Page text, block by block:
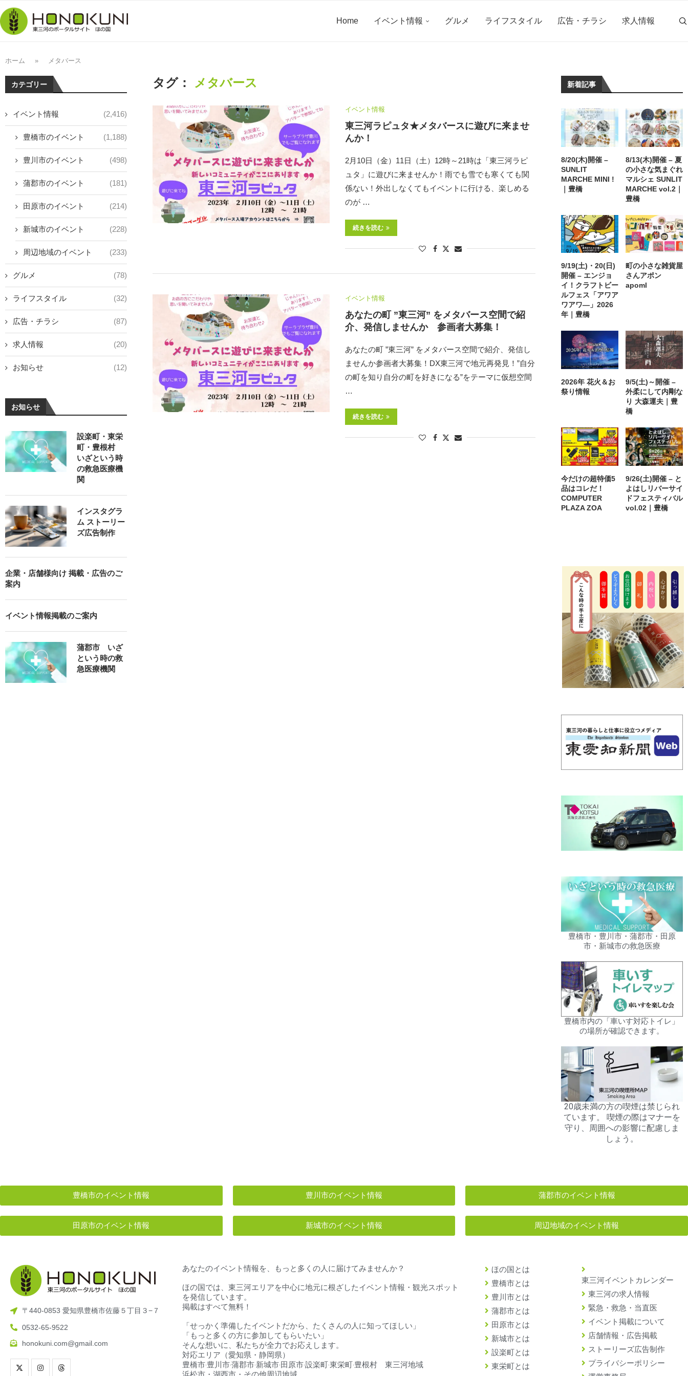
Home イベント情報 グルメ ライフスタイル 広告・チラシ 求人情報
ホーム » メタバース
タグ： メタバース
イベント情報
東三河ラピュタ★メタバースに遊びに来ませ
んか！
2月10日（金）11日（土）12時～21時は「東三河ラピ
ュタ」に遊びに来ませんか！雨でも雪でも寒くても関
係ない！外出しなくてもイベントに行ける、楽しめる
のが …
続きを読む
イベント情報
あなたの町 ”東三河” をメタバース空間で紹
介、発信しませんか 参画者大募集！
あなたの町 ”東三河” をメタバース空間で紹介、発信し
ませんか参画者大募集！DX東三河で地元再発見！”自分
の町を知り自分の町を好きになる”をテーマに仮想空間
…
続きを読む
新着記事
8/20(木)開催 –
SUNLIT
MARCHE MINI !
｜豊橋
8/13(木)開催 – 夏
の小さな気まぐれ
マルシェ SUNLIT
MARCHE vol.2｜
豊橋
9/19(土)・20(日)
開催 – エンジョ
イ！クラフトビー
ルフェス「アワア
ワアワ―」2026
年｜豊橋
町の小さな雑貨屋
さんアポン
apoml
2026年 花火＆お
祭り情報
9/5(土)～開催 –
外柔にして内剛な
り 大森運夫｜豊
橋
今だけの超特価5
品はコレだ！
COMPUTER
PLAZA ZOA
9/26(土)開催 – と
よはしリバーサイ
ドフェスティバル
vol.02｜豊橋
豊橋市・豊川市・蒲郡市・田原
市・新城市の救急医療
豊橋市内の「車いす対応トイレ」
の場所が確認できます。
20歳未満の方の喫煙は禁じられ
ています。 喫煙の際はマナーを
守り、周囲への影響に配慮しま
しょう。
カテゴリー
イベント情報 (2,416)
豊橋市のイベント (1,188)
豊川市のイベント (498)
蒲郡市のイベント (181)
田原市のイベント (214)
新城市のイベント (228)
周辺地域のイベント (233)
グルメ (78)
ライフスタイル (32)
広告・チラシ (87)
求人情報 (20)
お知らせ (12)
お知らせ
設楽町・東栄
町・豊根村
いざという時
の救急医療機
関
インスタグラ
ム ストーリー
ズ広告制作
企業・店舗様向け 掲載・広告のご
案内
イベント情報掲載のご案内
蒲郡市 いざ
という時の救
急医療機関
豊橋市のイベント情報 豊川市のイベント情報 蒲郡市のイベント情報
田原市のイベント情報 新城市のイベント情報 周辺地域のイベント情報
〒440-0853 愛知県豊橋市佐藤５丁目３−７
0532-65-9522
honokuni.com@gmail.com
あなたのイベント情報を、もっと多くの人に届けてみませんか？
ほの国では、東三河エリアを中心に地元に根ざしたイベント情報・観光スポット
を発信しています。
掲載はすべて無料！
「せっかく準備したイベントだから、たくさんの人に知ってほしい」
「もっと多くの方に参加してもらいたい」
そんな想いに、私たちが全力でお応えします。
対応エリア（愛知県・静岡県）
豊橋市‧豊川市‧蒲郡市‧新城市‧田原市‧設楽町‧東栄町‧豊根村 東三河地域
ほの国とは
豊橋市とは
豊川市とは
蒲郡市とは
田原市とは
新城市とは
設楽町とは
東栄町とは
東三河イベントカレンダー
東三河の求人情報
緊急・救急・当直医
イベント掲載について
店舗情報・広告掲載
ストーリーズ広告制作
プライバシーポリシー